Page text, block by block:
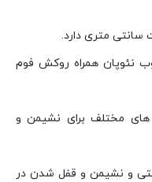
متری دارد.
نئوپان همراه روکش فوم
مختلف برای نشیمن و
و نشیمن و قفل شدن در